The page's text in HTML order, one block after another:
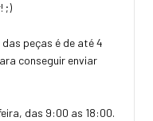
;)
peças é de até 4
conseguir enviar
das 9:00 as 18:00.